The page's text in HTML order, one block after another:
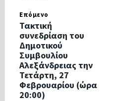
Επόμενο
Τακτική
συνεδρίαση του
Δημοτικού
Συμβουλίου
Αλεξάνδρειας την
Τετάρτη, 27
Φεβρουαρίου (ώρα
20:00)